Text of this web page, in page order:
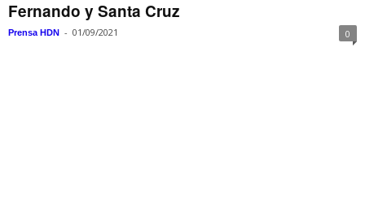
Fernando y Santa Cruz
Prensa HDN - 01/09/2021 0